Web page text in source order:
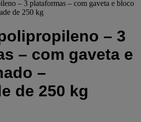
– 3 plataformas – com gaveta e bloco
de 250 kg
– 3
– com gaveta e
–
de 250 kg